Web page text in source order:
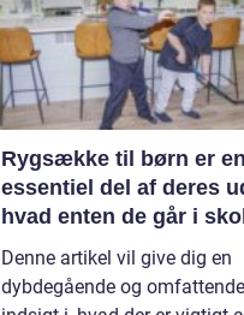
Rygsække til børn er
essentiel del af deres
hvad enten de går i
deltager i udflugter
rejser
Denne artikel vil give dig en
dybdegående og omfattende